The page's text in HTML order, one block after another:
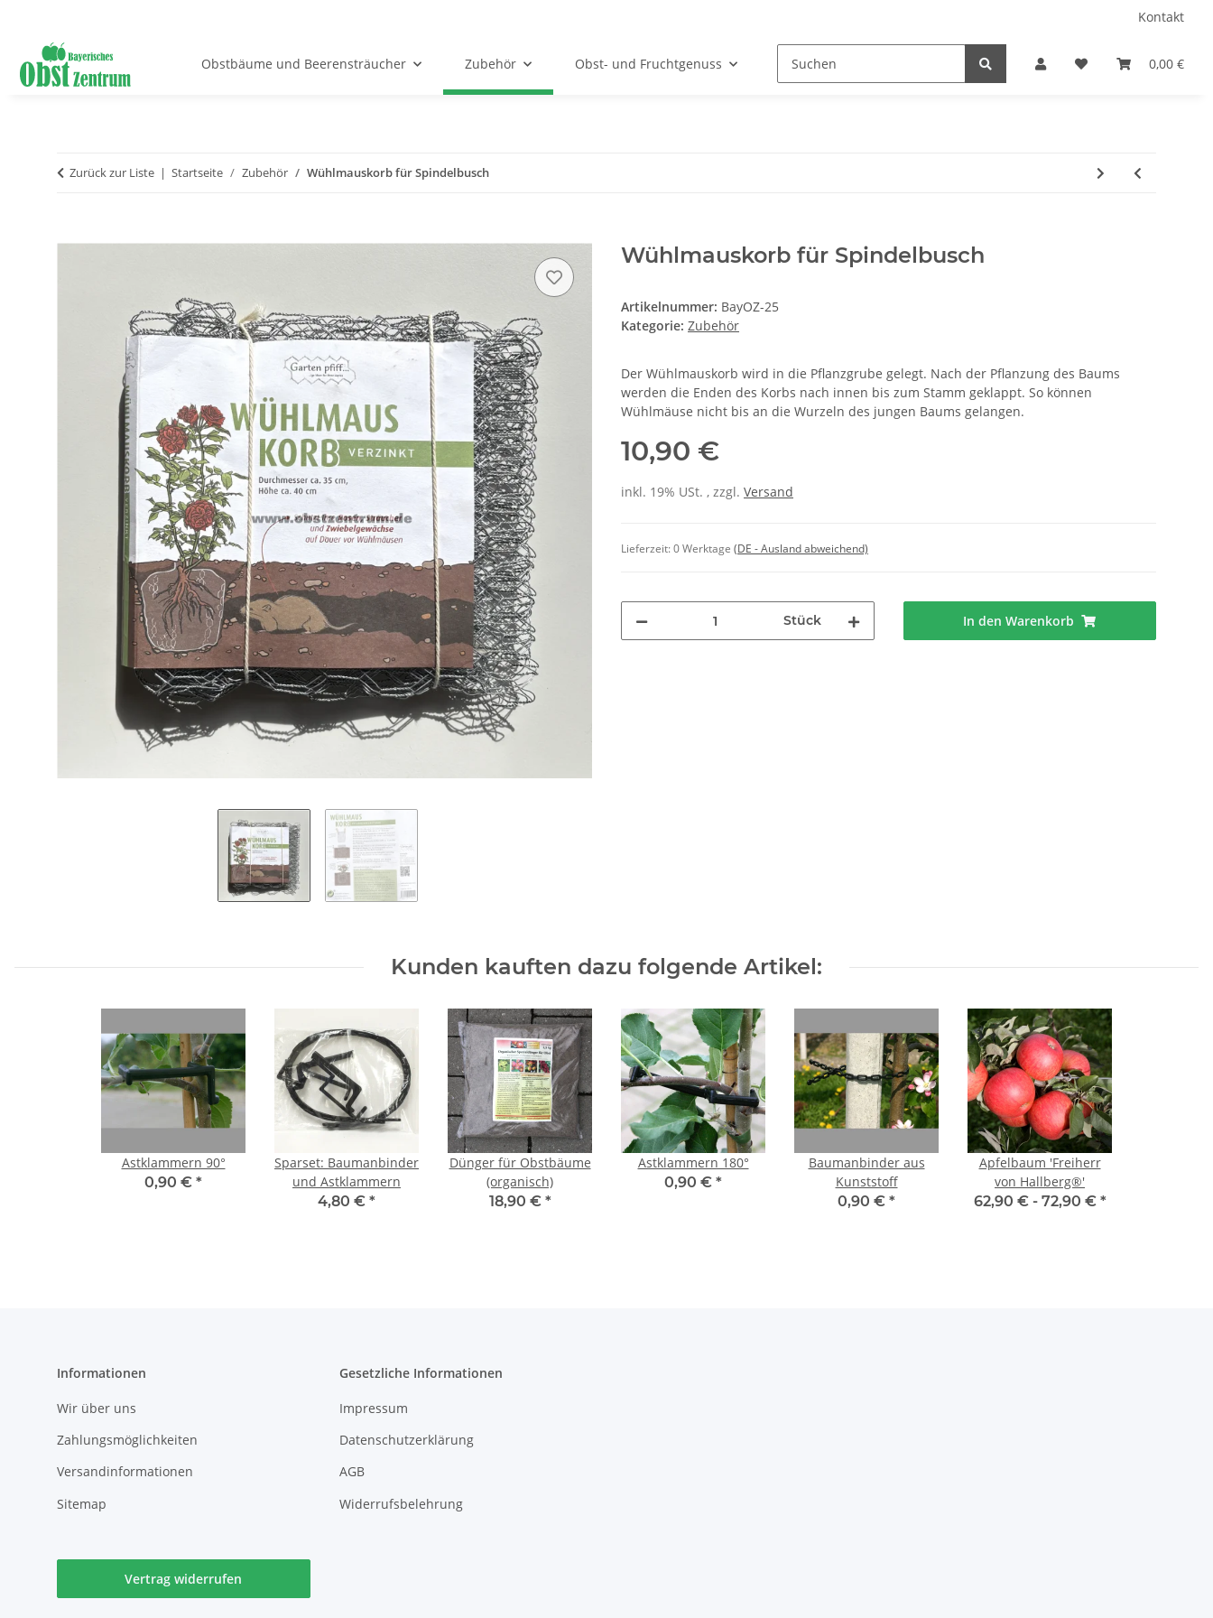
Kontakt
0,00 €
Obstbäume und Beerensträucher Zubehör Obst- und Fruchtgenuss
Zurück zur Liste Startseite Zubehör Wühlmauskorb für Spindelbusch
Wühlmauskorb für Spindelbusch
Artikelnummer: BayOZ-25
Kategorie: Zubehör
Der Wühlmauskorb wird in die Pflanzgrube gelegt. Nach der Pflanzung des Baums
werden die Enden des Korbs nach innen bis zum Stamm geklappt. So können
Wühlmäuse nicht bis an die Wurzeln des jungen Baums gelangen.
10,90 €
inkl. 19% USt. , zzgl. Versand
Lieferzeit:0 Werktage (DE - Ausland abweichend)
Stück In den Warenkorb
Kunden kauften dazu folgende Artikel:
Astklammern 90°
0,90 € *
Sparset: Baumanbinder
und Astklammern
4,80 € *
Dünger für Obstbäume
(organisch)
18,90 € *
Astklammern 180°
0,90 € *
Baumanbinder aus
Kunststoff
0,90 € *
Apfelbaum 'Freiherr
von Hallberg®'
62,90 € - 72,90 € *
Informationen
Wir über uns
Zahlungsmöglichkeiten
Versandinformationen
Sitemap
Gesetzliche Informationen
Impressum
Datenschutzerklärung
AGB
Widerrufsbelehrung
Vertrag widerrufen